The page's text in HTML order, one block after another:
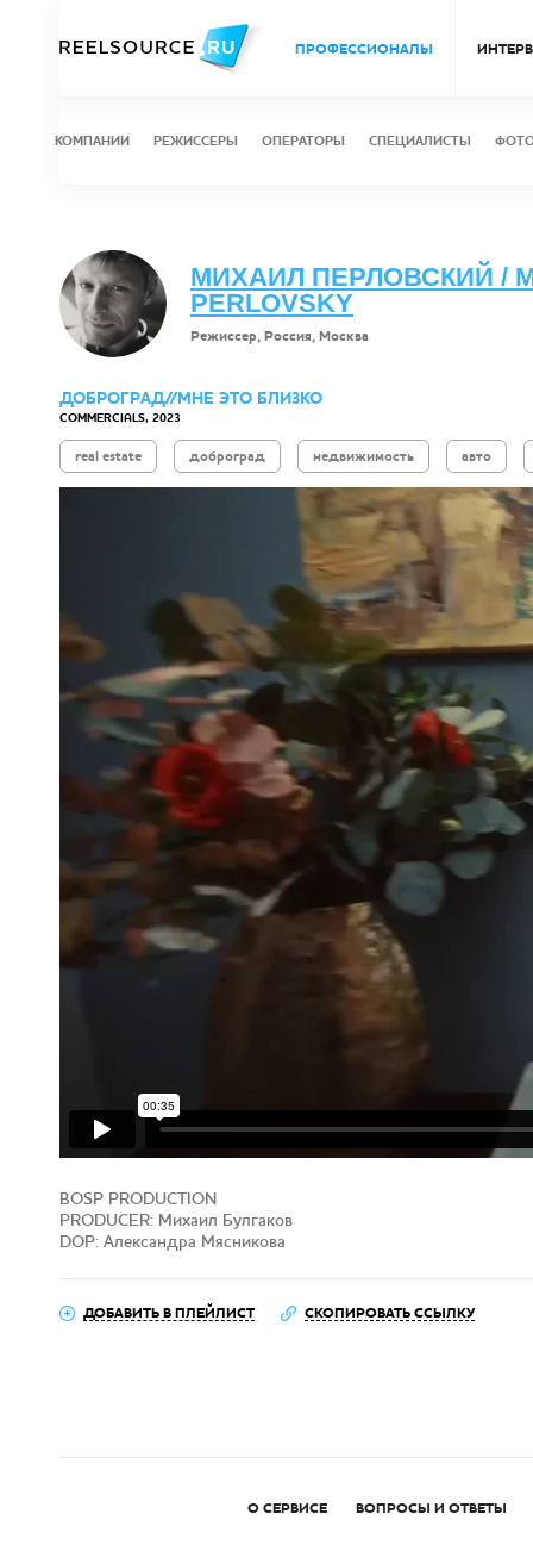
ПРОФЕССИОНАЛЫ
КОМПАНИИ РЕЖИССЕРЫ ОПЕРАТОРЫ СПЕЦИАЛИСТЫ
МИХАИЛ ПЕРЛОВСКИЙ /
PERLOVSKY
Режиссер, Россия, Москва
ДОБРОГРАД//МНЕ ЭТО БЛИЗКО
COMMERCIALS, 2023
real estate доброград недвижимость авто
BOSP PRODUCTION
PRODUCER: Михаил Булгаков
DOP: Александра Мясникова
ДОБАВИТЬ В ПЛЕЙЛИСТ СКОПИРОВАТЬ ССЫЛКУ
О СЕРВИСЕ ВОПРОСЫ И ОТВЕТЫ